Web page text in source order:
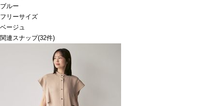
ブルー
フリーサイズ
ベージュ
関連スナップ(32件)